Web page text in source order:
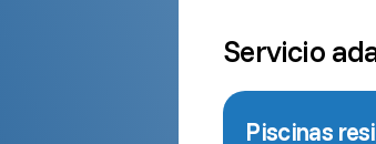
Servicio
Piscinas